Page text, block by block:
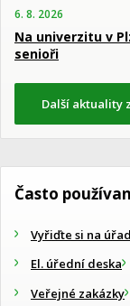
6. 8. 2026
Na univerzitu v
senioři
Další aktuality
Často
Vyřiďte si na
El. úřední deska
Veřejné zakázky